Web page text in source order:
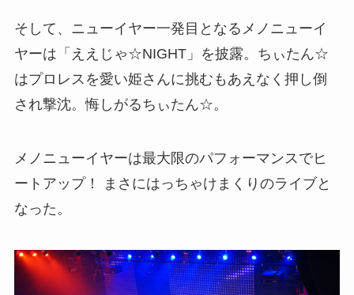
そして、ニューイヤー一発目となるメノニューイ
ヤーは「ええじゃ☆NIGHT」を披露。ちぃたん☆
はプロレスを愛い姫さんに挑むもあえなく押し倒
され撃沈。悔しがるちぃたん☆。
メノニューイヤーは最大限のパフォーマンスでヒ
ートアップ！ まさにはっちゃけまくりのライブと
なった。